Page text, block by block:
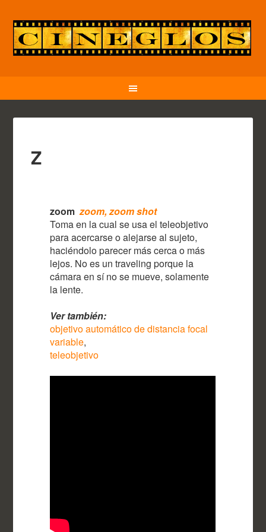
Z
zoom zoom, zoom shot
Toma en la cual se usa el teleobjetivo
para acercarse o alejarse al sujeto,
haciéndolo parecer más cerca o más
lejos. No es un traveling porque la
cámara en sí no se mueve, solamente
la lente.
Ver también:
objetivo automático de distancia focal
variable,
teleobjetivo